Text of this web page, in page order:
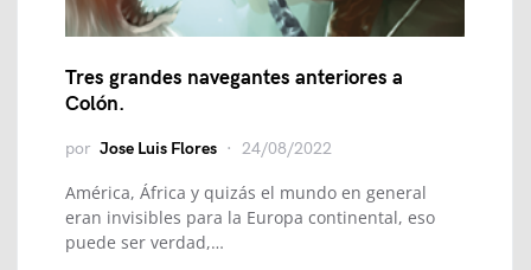
Tres grandes navegantes anteriores a
Colón.
por Jose Luis Flores 24/08/2022
América, África y quizás el mundo en general
eran invisibles para la Europa continental, eso
puede ser verdad,…